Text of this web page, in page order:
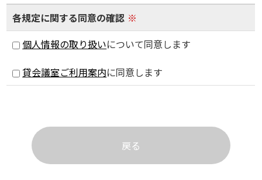
各規定に関する同意の確認 ※
個人情報の取り扱いについて同意します
貸会議室ご利用案内に同意します
戻る